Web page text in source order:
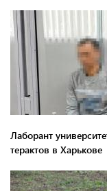
Лаборант
терактов в Харькове